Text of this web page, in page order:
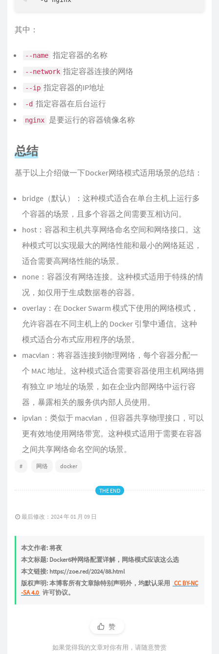
其中：
--name 指定容器的名称
--network 指定容器连接的网络
--ip 指定容器的IP地址
-d 指定容器在后台运行
nginx 是要运行的容器镜像名称
总结
基于以上介绍做一下Docker网络模式适用场景的总结：
bridge（默认）：这种模式适合在单台主机上运行多
个容器的场景，且多个容器之间需要互相访问。
host：容器和主机共享网络命名空间和网络接口。这
种模式可以实现最大的网络性能和最小的网络延迟，
适合需要高网络性能的场景。
none：容器没有网络连接。这种模式适用于特殊的情
况，如仅用于生成数据卷的容器。
overlay：在 Docker Swarm 模式下使用的网络模式，
允许容器在不同主机上的 Docker 引擎中通信。这种
模式适合分布式应用程序的场景。
macvlan：将容器连接到物理网络，每个容器分配一
个 MAC 地址。这种模式适合需要容器使用主机网络拥
有独立 IP 地址的场景，如在企业内部网络中运行容
器，暴露相关的服务供内部人员使用。
ipvlan：类似于 macvlan，但容器共享物理接口，可以
更有效地使用网络带宽。这种模式适用于需要在容器
之间共享网络命名空间的场景。
# 网络 docker
THE END
最后修改：2024 年 01 月 09 日
本文作者: 将夜
本文标题: Docker6种网络配置详解，网络模式应该这么选
本文链接: https://zoe.red/2024/88.html
版权声明: 本博客所有文章除特别声明外，均默认采用 CC BY-NC
-SA 4.0 许可协议。
赞
如果觉得我的文章对你有用，请随意赞赏